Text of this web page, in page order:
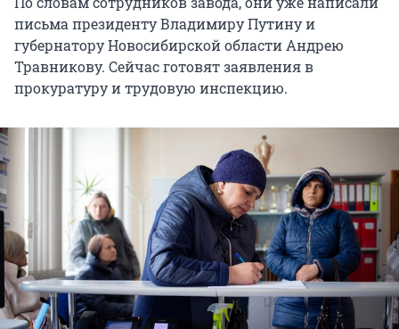
письма президенту Владимиру Путину и
губернатору Новосибирской области Андрею
Травникову. Сейчас готовят заявления в
прокуратуру и трудовую инспекцию.